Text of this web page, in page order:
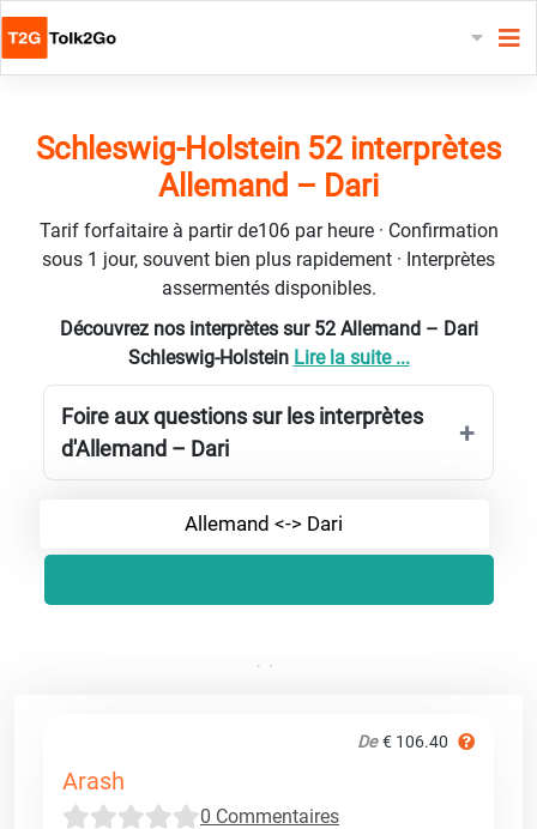
Schleswig-Holstein 52 interprètes
Allemand – Dari
Tarif forfaitaire à partir de106 par heure · Confirmation
sous 1 jour, souvent bien plus rapidement · Interprètes
assermentés disponibles.
Découvrez nos interprètes sur 52 Allemand – Dari
Schleswig-Holstein Lire la suite ...
Foire aux questions sur les interprètes
d'Allemand – Dari
Allemand <-> Dari
De € 106.40
Arash
0 Commentaires